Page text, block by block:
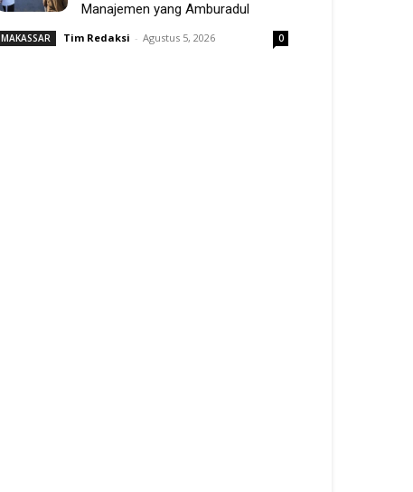
Manajemen yang Amburadul
MAKASSAR Tim Redaksi - Agustus 5, 2026 0